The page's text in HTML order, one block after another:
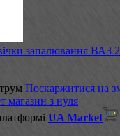
запалювання ВАЗ
Поскаржитися на
магазин з нуля
UA Market